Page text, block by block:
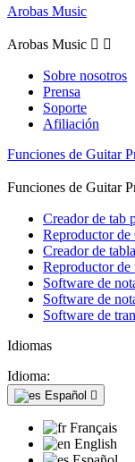
Arobas Music
Arobas Music  
Sobre nosotros
Prensa
Soporte
Afiliación
Funciones de Guitar
Funciones de Guitar
Creador de tab
Reproductor de
Creador de
Reproductor de
Software de
Software de
Software de
Idiomas
Idioma:
Español 
Français
English